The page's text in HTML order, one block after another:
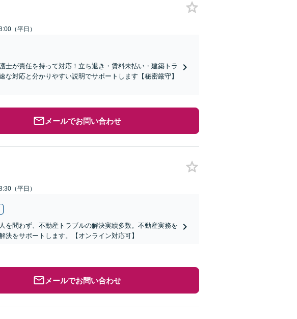
（平日）
士が責任を持って対応！立ち退き・賃料未払い・建築トラ
対応と分かりやすい説明でサポートします【秘密厳守】
メールでお問い合わせ
（平日）
を問わず、不動産トラブルの解決実績多数。不動産実務を
をサポートします。【オンライン対応可】
メールでお問い合わせ